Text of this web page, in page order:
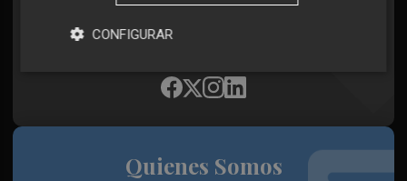
Síguenos en redes
Plaza Podcast, desde cualquier medio
Quienes Somos
CONFIGURAR